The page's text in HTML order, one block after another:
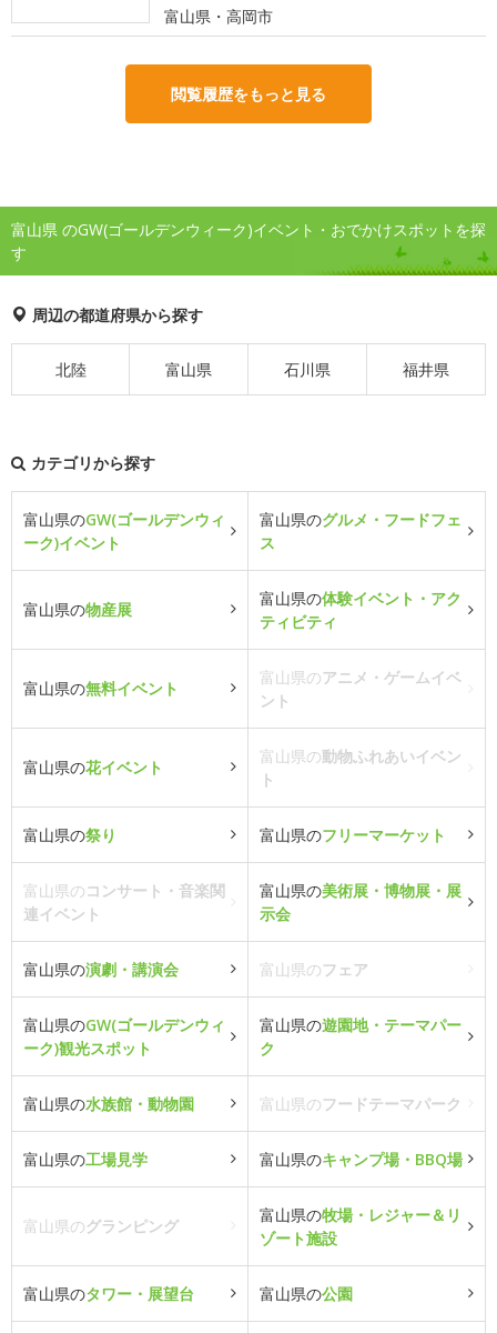
富山県・高岡市
閲覧履歴をもっと見る
富山県 のGW(ゴールデンウィーク)イベント・おでかけスポットを探
す
周辺の都道府県から探す
北陸 富山県 石川県 福井県
カテゴリから探す
富山県のGW(ゴールデンウィ
ーク)イベント
富山県のグルメ・フードフェ
ス
富山県の物産展
富山県の体験イベント・アク
ティビティ
富山県の無料イベント
富山県のアニメ・ゲームイベ
ント
富山県の花イベント
富山県の動物ふれあいイベン
ト
富山県の祭り 富山県のフリーマーケット
富山県のコンサート・音楽関
連イベント
富山県の美術展・博物展・展
示会
富山県の演劇・講演会 富山県のフェア
富山県のGW(ゴールデンウィ
ーク)観光スポット
富山県の遊園地・テーマパー
ク
富山県の水族館・動物園 富山県のフードテーマパーク
富山県の工場見学 富山県のキャンプ場・BBQ場
富山県のグランピング
富山県の牧場・レジャー＆リ
ゾート施設
富山県のタワー・展望台 富山県の公園